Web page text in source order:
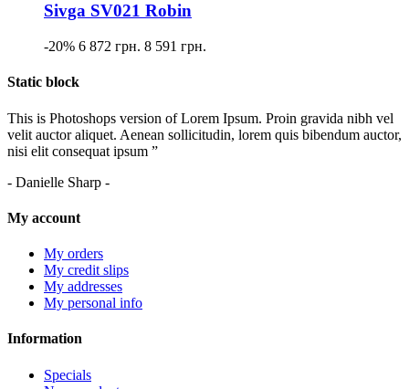
Sivga SV021 Robin
-20% 6 872 грн. 8 591 грн.
Static block
This is Photoshops version of Lorem Ipsum. Proin gravida nibh vel
velit auctor aliquet. Aenean sollicitudin, lorem quis bibendum auctor,
nisi elit consequat ipsum ”
- Danielle Sharp -
My account
My orders
My credit slips
My addresses
My personal info
Information
Specials